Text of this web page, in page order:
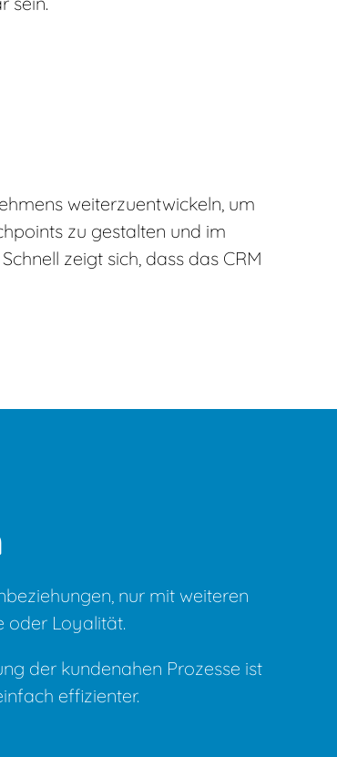
weiterzuentwickeln, um
zu gestalten und im
zeigt sich, dass das CRM
nur mit weiteren
oder Loyalität.
der kundenahen Prozesse ist
effizienter.